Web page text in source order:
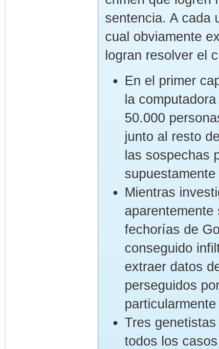
sentencia. A cada
cual obviamente
logran resolver el
En el primer
la
50.000
junto al resto
las sospechas
Mientras
fechorías de
conseguido
extraer datos
perseguidos
Tres
todos los